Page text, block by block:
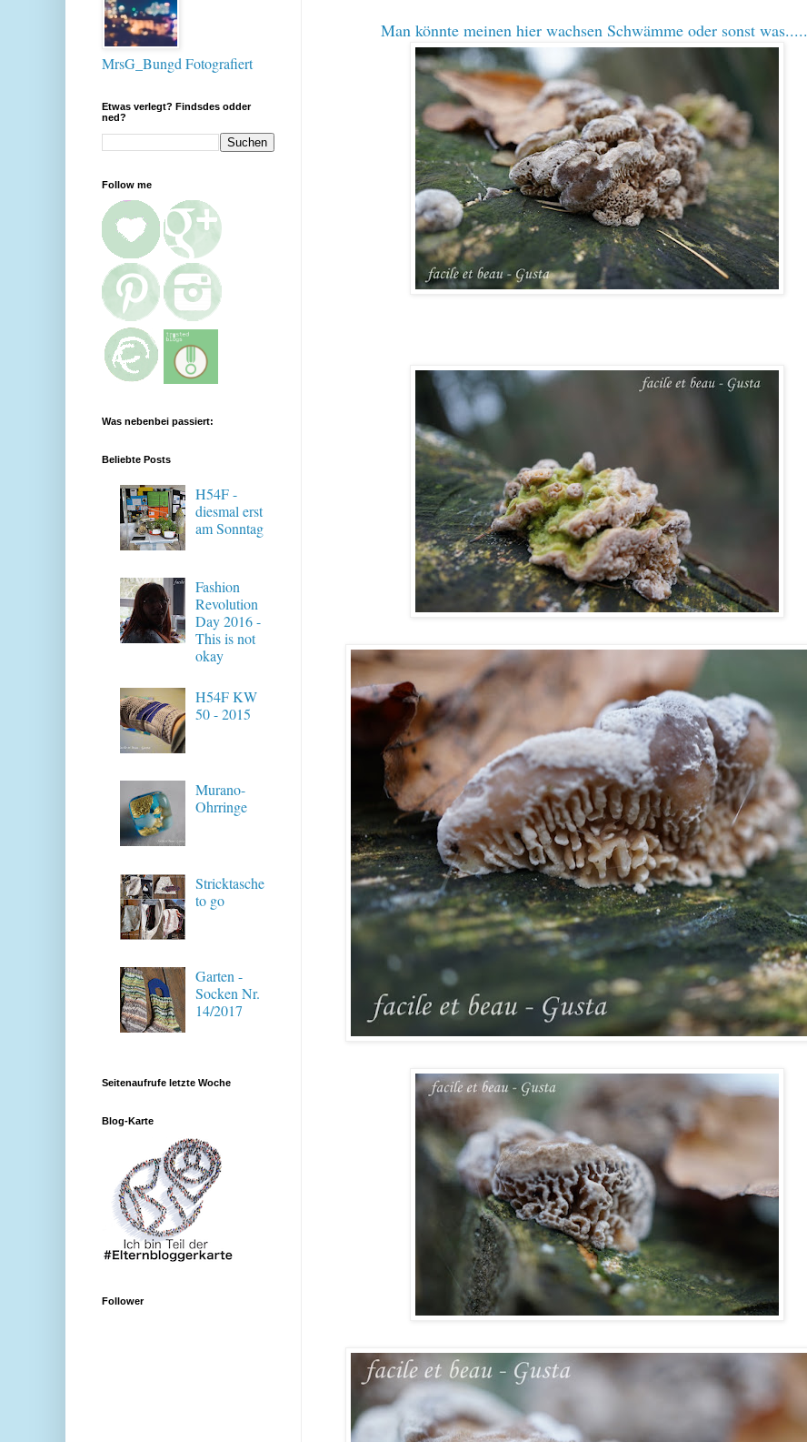
Man könnte meinen hier wachsen Schwämme oder sonst was.....
MrsG_Bungd Fotografiert
Etwas verlegt? Findsdes odder
ned?
Follow me
Was nebenbei passiert:
Beliebte Posts
H54F -
diesmal erst
am Sonntag
Fashion
Revolution
Day 2016 -
This is not
okay
H54F KW
50 - 2015
Murano-
Ohrringe
Stricktasche
to go
Garten -
Socken Nr.
14/2017
Seitenaufrufe letzte Woche
Blog-Karte
Follower